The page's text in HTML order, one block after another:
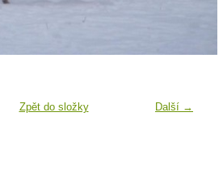
Další →
Zpět do složky